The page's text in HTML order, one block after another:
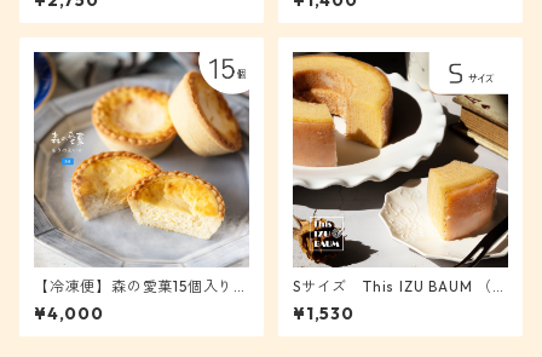
菓10]
５]
【冷凍便】森の愛菓15個入り
新鮮！生チーズケーキ [愛菓1
5]
¥4,000
Sサイズ This IZU BAUM （デ
ィス伊豆バウム） [Sバウム]
¥1,530